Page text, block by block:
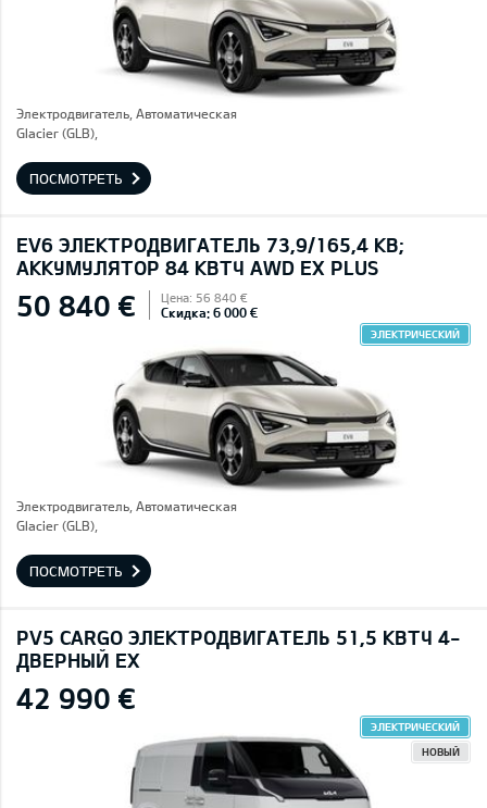
Электродвигатель, Автоматическая
Glacier (GLB),
ПОСМОТРЕТЬ
EV6 ЭЛЕКТРОДВИГАТЕЛЬ 73,9/165,4 КВ;
AККУМУЛЯТОР 84 КВТЧ AWD EX PLUS
50 840 € Цена: 56 840 €
Скидка: 6 000 €
ЭЛЕКТРИЧЕСКИЙ
Электродвигатель, Автоматическая
Glacier (GLB),
ПОСМОТРЕТЬ
PV5 CARGO ЭЛЕКТРОДВИГАТЕЛЬ 51,5 КВТЧ 4-
ДВЕРНЫЙ EX
42 990 €
ЭЛЕКТРИЧЕСКИЙ
НОВЫЙ